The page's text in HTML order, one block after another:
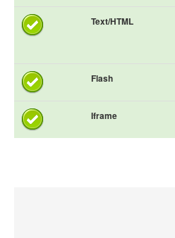
Text/HTML
Flash
Iframe